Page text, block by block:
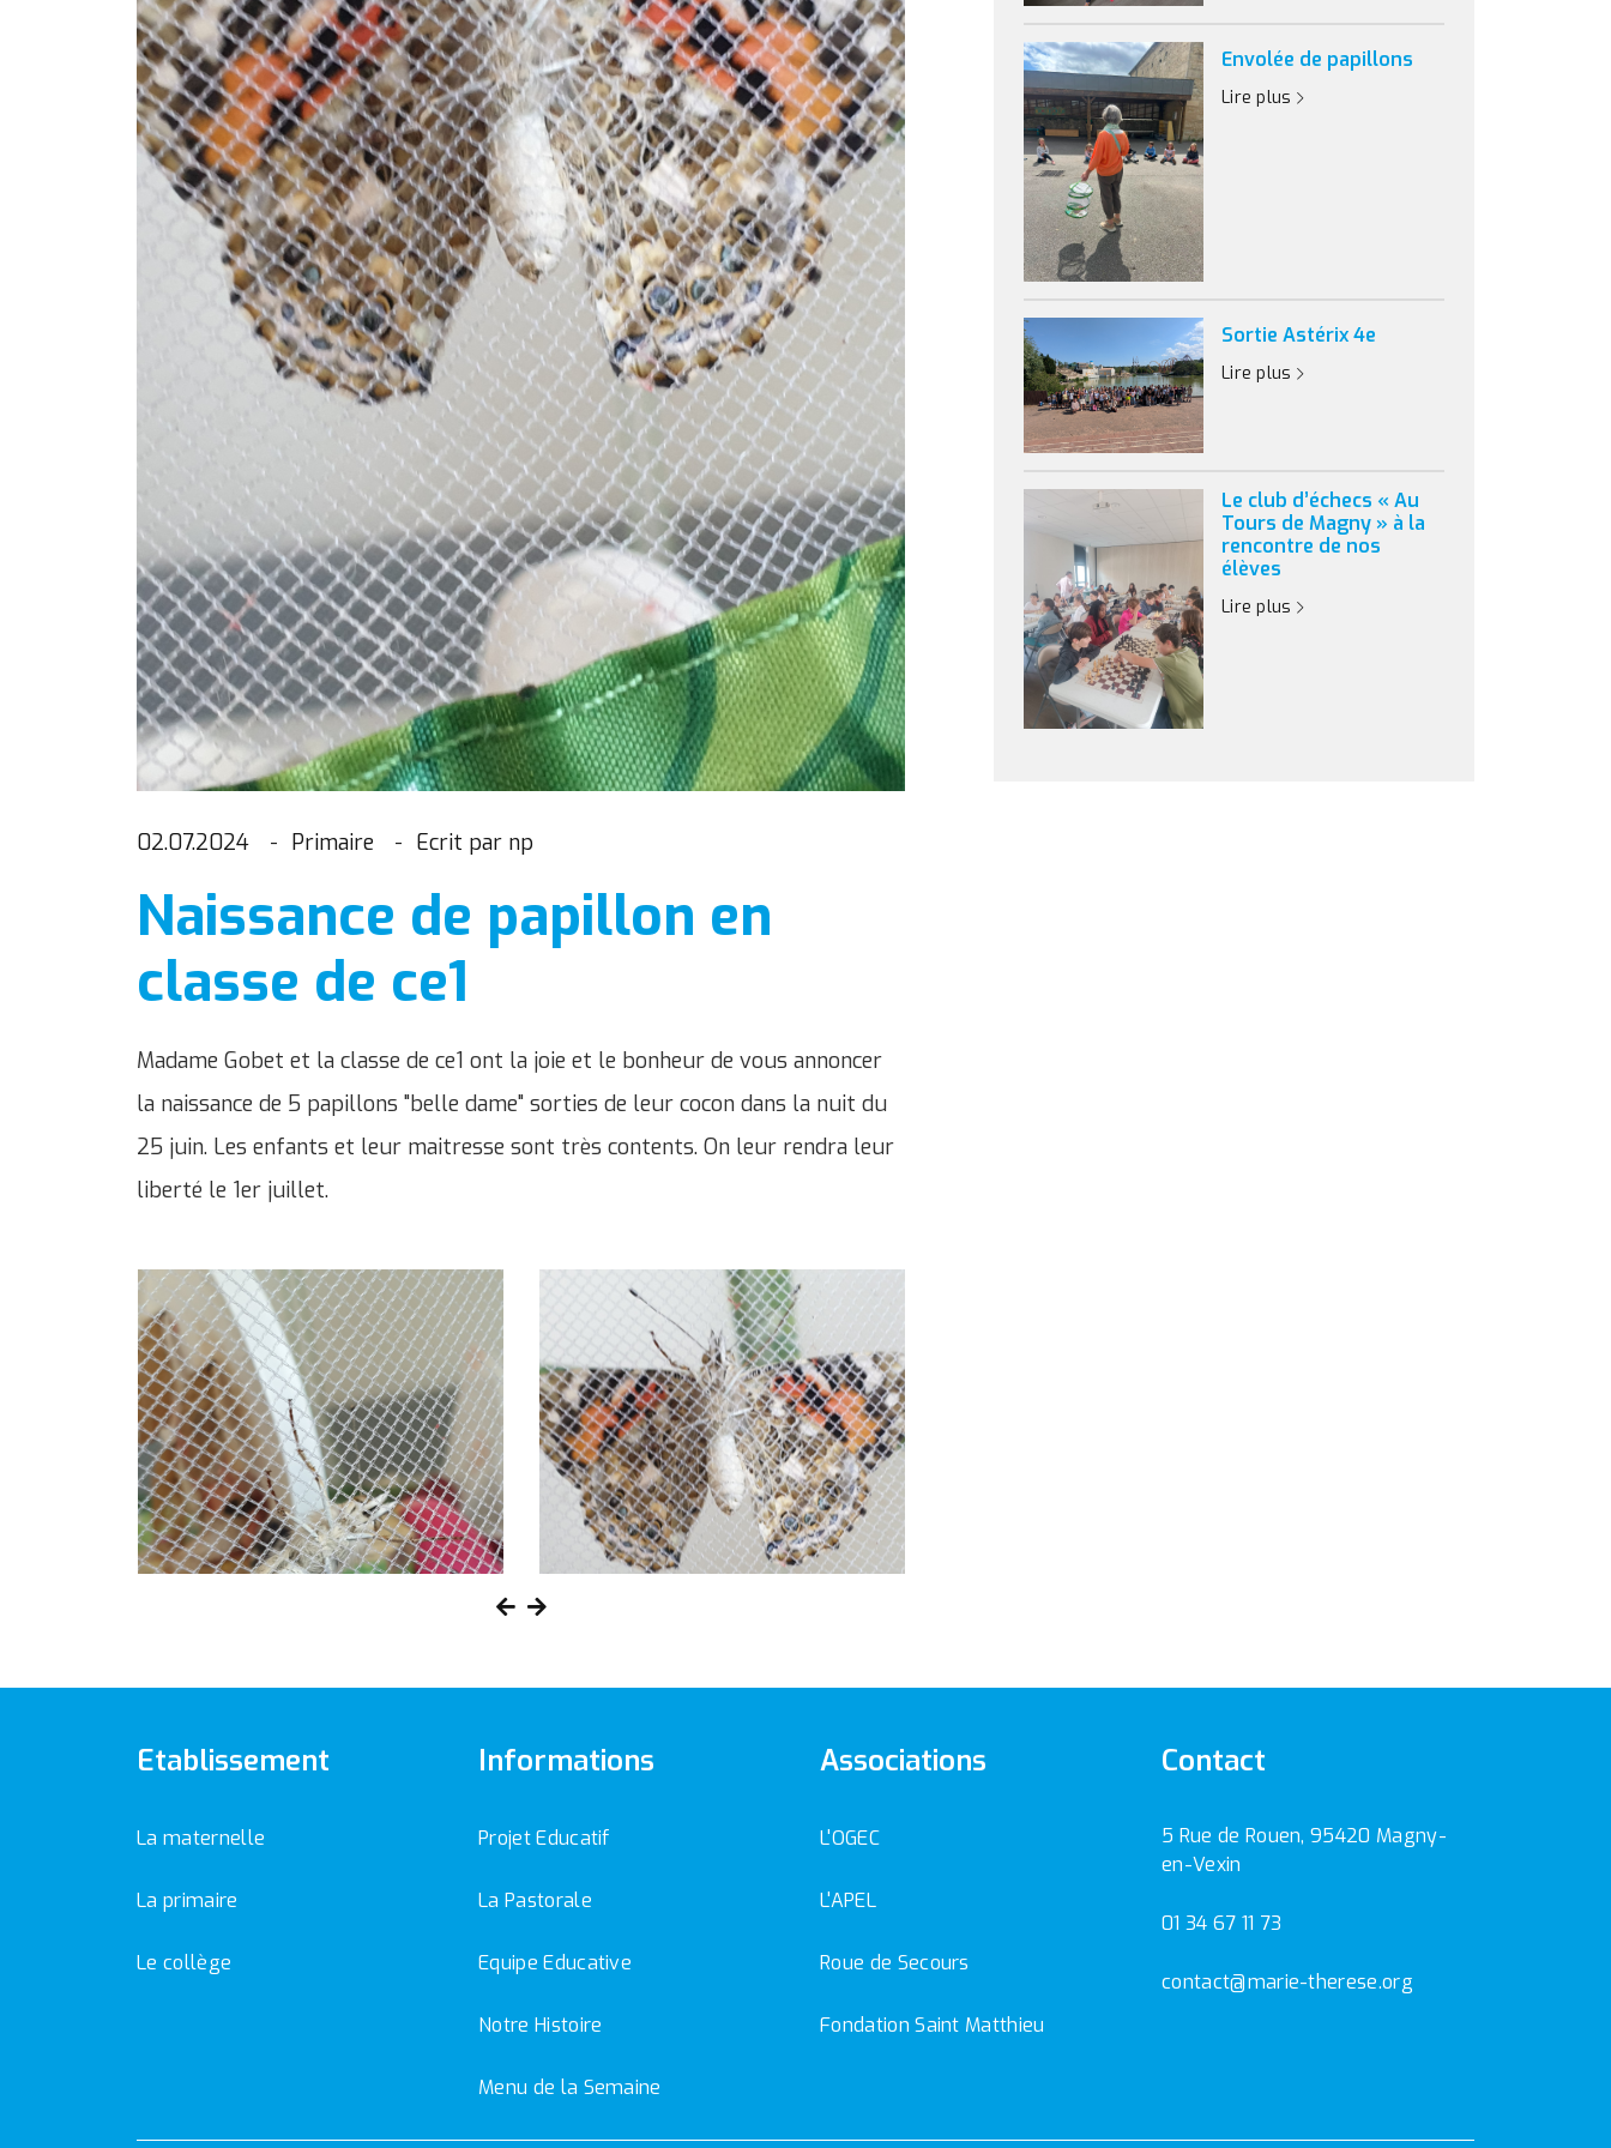
02.07.2024 Primaire Ecrit par np
Naissance de papillon en
classe de ce1
Madame Gobet et la classe de ce1 ont la joie et le bonheur de vous annoncer
la naissance de 5 papillons "belle dame" sorties de leur cocon dans la nuit du
25 juin. Les enfants et leur maitresse sont très contents. On leur rendra leur
liberté le 1er juillet.
Envolée de papillons
Lire plus
Sortie Astérix 4e
Lire plus
Le club d’échecs « Au
Tours de Magny » à la
rencontre de nos
élèves
Lire plus
Etablissement
La maternelle
La primaire
Le collège
Informations
Projet Educatif
La Pastorale
Equipe Educative
Notre Histoire
Menu de la Semaine
Associations
L'OGEC
L'APEL
Roue de Secours
Fondation Saint Matthieu
Contact
5 Rue de Rouen, 95420 Magny-
en-Vexin
01 34 67 11 73
contact@marie-therese.org